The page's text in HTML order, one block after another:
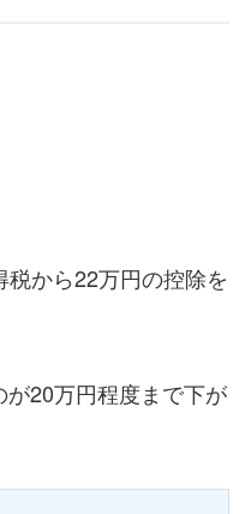
から22万円の控除を
20万円程度まで下が